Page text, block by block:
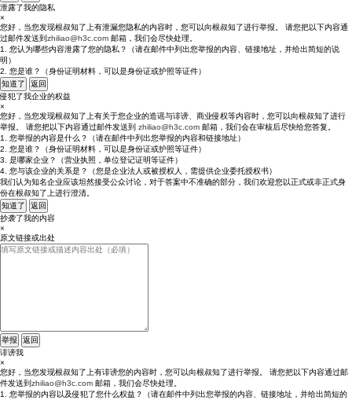
泄露了我的隐私
×
您好，当您发现根叔知了上有泄漏您隐私的内容时，您可以向根叔知了进行举报。 请您把以下内容通
过邮件发送到zhiliao@h3c.com 邮箱，我们会尽快处理。
1. 您认为哪些内容泄露了您的隐私？（请在邮件中列出您举报的内容、链接地址，并给出简短的说
明）
2. 您是谁？（身份证明材料，可以是身份证或护照等证件）
知道了
返回
侵犯了我企业的权益
×
您好，当您发现根叔知了上有关于您企业的造谣与诽谤、商业侵权等内容时，您可以向根叔知了进行
举报。 请您把以下内容通过邮件发送到 zhiliao@h3c.com 邮箱，我们会在审核后尽快给您答复。
1. 您举报的内容是什么？（请在邮件中列出您举报的内容和链接地址）
2. 您是谁？（身份证明材料，可以是身份证或护照等证件）
3. 是哪家企业？（营业执照，单位登记证明等证件）
4. 您与该企业的关系是？（您是企业法人或被授权人，需提供企业委托授权书）
我们认为知名企业应该坦然接受公众讨论，对于答案中不准确的部分，我们欢迎您以正式或非正式身
份在根叔知了上进行澄清。
知道了
返回
抄袭了我的内容
×
原文链接或出处
举报
返回
诽谤我
×
您好，当您发现根叔知了上有诽谤您的内容时，您可以向根叔知了进行举报。 请您把以下内容通过邮
件发送到zhiliao@h3c.com 邮箱，我们会尽快处理。
1. 您举报的内容以及侵犯了您什么权益？（请在邮件中列出您举报的内容、链接地址，并给出简短的